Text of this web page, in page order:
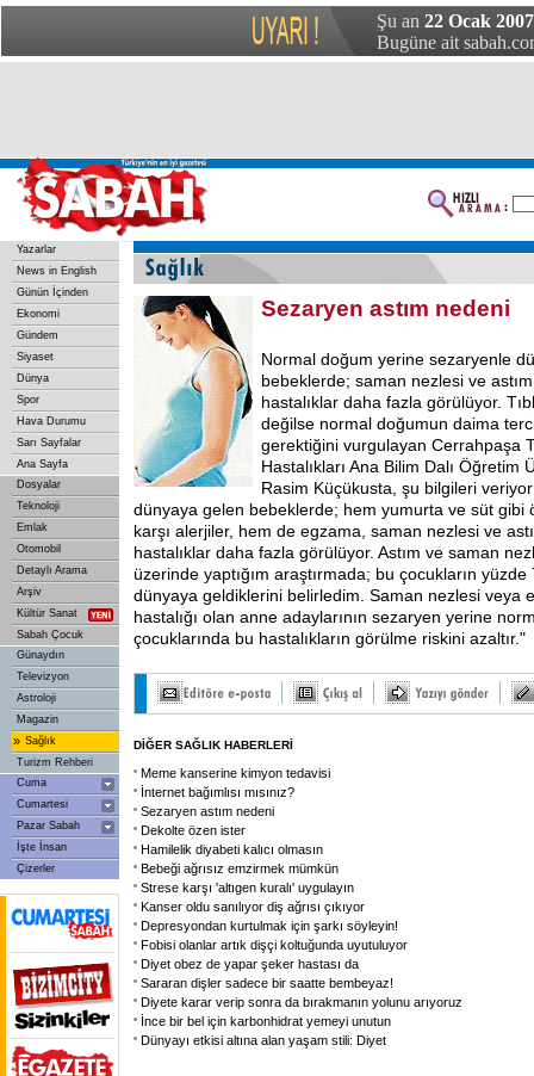
Şu an 22 Ocak
Bugüne ait
Yazarlar
News in English
Günün İçinden
Ekonomi
Gündem
Siyaset
Dünya
Spor
Hava Durumu
Sarı Sayfalar
Ana Sayfa
Dosyalar
Teknoloji
Emlak
Otomobil
Detaylı Arama
Arşiv
Kültür Sanat
Sabah Çocuk
Günaydın
Televizyon
Astroloji
Magazin
» Sağlık
Turizm Rehberi
Cuma
Cumartesi
Pazar Sabah
İşte İnsan
Çizerler
Sezaryen astım nedeni
Normal doğum yerine sezaryenle
bebeklerde; saman nezlesi ve
hastalıklar daha fazla görülüyor.
değilse normal doğumun daima
gerektiğini vurgulayan Cerrahpaşa
Hastalıkları Ana Bilim Dalı Öğretim
Rasim Küçükusta, şu bilgileri
dünyaya gelen bebeklerde; hem yumurta ve süt gibi
karşı alerjiler, hem de egzama, saman nezlesi ve
hastalıklar daha fazla görülüyor. Astım ve saman
üzerinde yaptığım araştırmada; bu çocukların
dünyaya geldiklerini belirledim. Saman nezlesi veya
hastalığı olan anne adaylarının sezaryen yerine
çocuklarında bu hastalıkların görülme riskini azaltır."
DİĞER SAĞLIK HABERLERİ
Meme kanserine kimyon tedavisi
İnternet bağımlısı mısınız?
Sezaryen astım nedeni
Dekolte özen ister
Hamilelik diyabeti kalıcı olmasın
Bebeği ağrısız emzirmek mümkün
Strese karşı 'altıgen kuralı' uygulayın
Kanser oldu sanılıyor diş ağrısı çıkıyor
Depresyondan kurtulmak için şarkı söyleyin!
Fobisi olanlar artık dişçi koltuğunda uyutuluyor
Diyet obez de yapar şeker hastası da
Sararan dişler sadece bir saatte bembeyaz!
Diyete karar verip sonra da bırakmanın yolunu arıyoruz
İnce bir bel için karbonhidrat yemeyi unutun
Dünyayı etkisi altına alan yaşam stili: Diyet